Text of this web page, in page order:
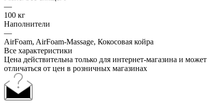
—
100 кг
Наполнители
—
AirFoam, AirFoam-Massage, Кокосовая койра
Все характеристики
Цена действительна только для интернет-магазина и может
отличаться от цен в розничных магазинах